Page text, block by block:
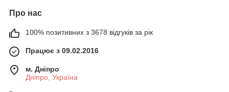
Про нас
100% позитивних з 3678 відгуків за рік
Працює з 09.02.2016
м. Дніпро
Дніпро, Україна